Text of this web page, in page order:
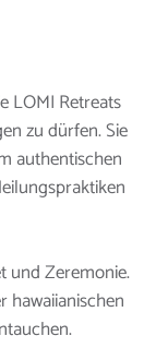
LOMI Retreats
zu dürfen. Sie
authentischen
und Zeremonie.
hawaiianischen